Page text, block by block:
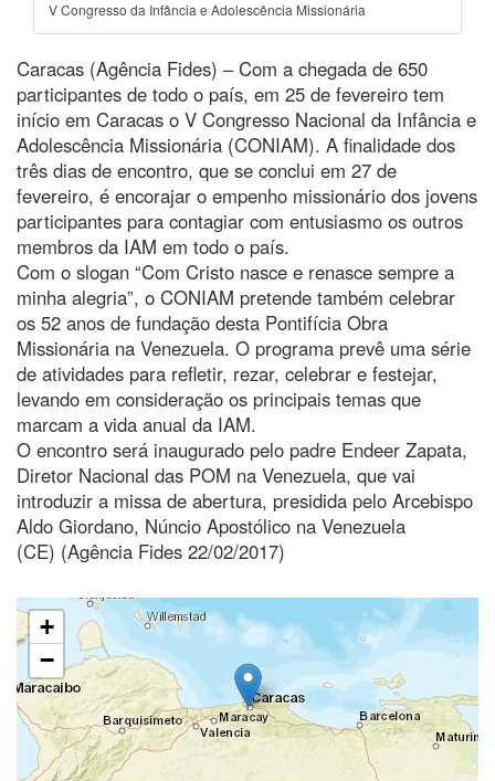
V Congresso da Infância e Adolescência Missionária
Caracas (Agência Fides) – Com a chegada de 650
participantes de todo o país, em 25 de fevereiro tem
início em Caracas o V Congresso Nacional da Infância e
Adolescência Missionária (CONIAM). A finalidade dos
três dias de encontro, que se conclui em 27 de
fevereiro, é encorajar o empenho missionário dos jovens
participantes para contagiar com entusiasmo os outros
membros da IAM em todo o país.
Com o slogan “Com Cristo nasce e renasce sempre a
minha alegria”, o CONIAM pretende também celebrar
os 52 anos de fundação desta Pontifícia Obra
Missionária na Venezuela. O programa prevê uma série
de atividades para refletir, rezar, celebrar e festejar,
levando em consideração os principais temas que
marcam a vida anual da IAM.
O encontro será inaugurado pelo padre Endeer Zapata,
Diretor Nacional das POM na Venezuela, que vai
introduzir a missa de abertura, presidida pelo Arcebispo
Aldo Giordano, Núncio Apostólico na Venezuela
(CE) (Agência Fides 22/02/2017)
+
−